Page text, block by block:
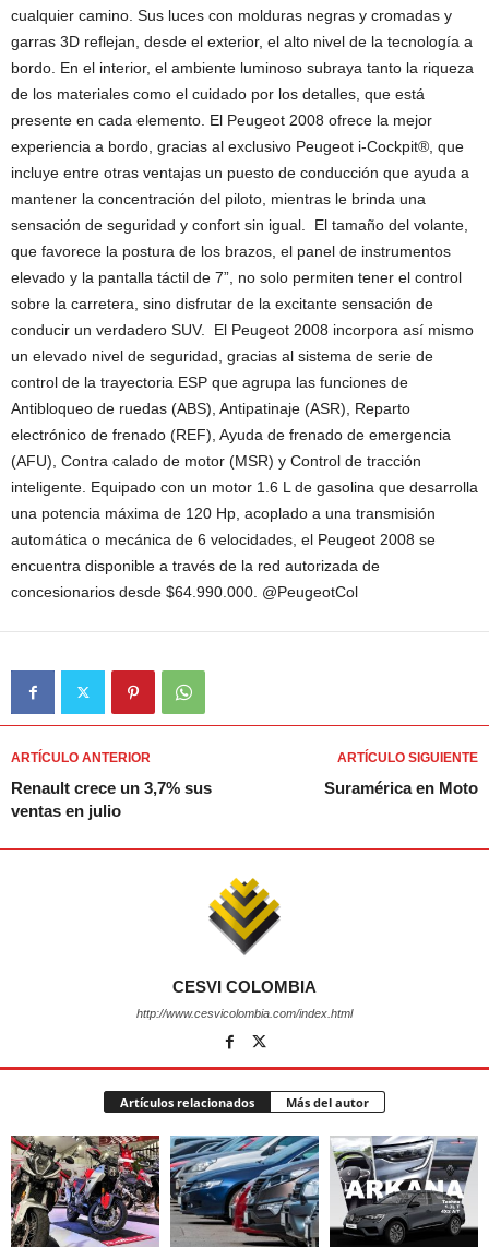
cualquier camino. Sus luces con molduras negras y cromadas y
garras 3D reflejan, desde el exterior, el alto nivel de la tecnología a
bordo. En el interior, el ambiente luminoso subraya tanto la riqueza
de los materiales como el cuidado por los detalles, que está
presente en cada elemento. El Peugeot 2008 ofrece la mejor
experiencia a bordo, gracias al exclusivo Peugeot i-Cockpit®, que
incluye entre otras ventajas un puesto de conducción que ayuda a
mantener la concentración del piloto, mientras le brinda una
sensación de seguridad y confort sin igual. El tamaño del volante,
que favorece la postura de los brazos, el panel de instrumentos
elevado y la pantalla táctil de 7”, no solo permiten tener el control
sobre la carretera, sino disfrutar de la excitante sensación de
conducir un verdadero SUV. El Peugeot 2008 incorpora así mismo
un elevado nivel de seguridad, gracias al sistema de serie de
control de la trayectoria ESP que agrupa las funciones de
Antibloqueo de ruedas (ABS), Antipatinaje (ASR), Reparto
electrónico de frenado (REF), Ayuda de frenado de emergencia
(AFU), Contra calado de motor (MSR) y Control de tracción
inteligente. Equipado con un motor 1.6 L de gasolina que desarrolla
una potencia máxima de 120 Hp, acoplado a una transmisión
automática o mecánica de 6 velocidades, el Peugeot 2008 se
encuentra disponible a través de la red autorizada de
concesionarios desde $64.990.000. @PeugeotCol
ARTÍCULO ANTERIOR
Renault crece un 3,7% sus
ventas en julio
ARTÍCULO SIGUIENTE
Suramérica en Moto
CESVI COLOMBIA
http://www.cesvicolombia.com/index.html
Artículos relacionados Más del autor